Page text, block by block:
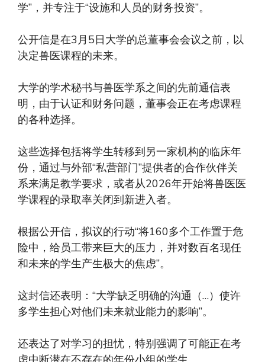
学”，并专注于“设施和人员的财务投资”。
公开信是在3月5日大学的总董事会会议之前，以
决定兽医课程的未来。
大学的学术秘书与兽医学系之间的先前通信表
明，由于认证和财务问题，董事会正在考虑课程
的各种选择。
这些选择包括将学生转移到另一家机构的临床年
份，通过与外部“私营部门”提供者的合作伙伴关
系来满足教学要求，或者从2026年开始将兽医医
学课程的录取率关闭到新进入者。
根据公开信，拟议的行动“将160多个工作置于危
险中，给员工带来巨大的压力，并对数百名现任
和未来的学生产生极大的焦虑”。
这封信还表明：“大学缺乏明确的沟通（…）使许
多学生担心对他们未来就业能力的影响”。
还表达了对学习的担忧，特别强调了可能正在考